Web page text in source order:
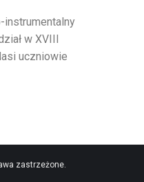
instrumentalny
w XVIII
uczniowie
zastrzeżone.